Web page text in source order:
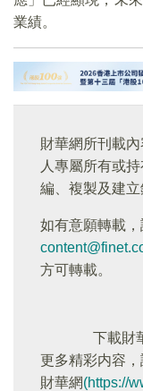
業績。
財華網所刊載
人專屬所有或
編、複製及建立
如有意願轉載
方可轉載。
下載財
更多精彩内容，
財華網(https://